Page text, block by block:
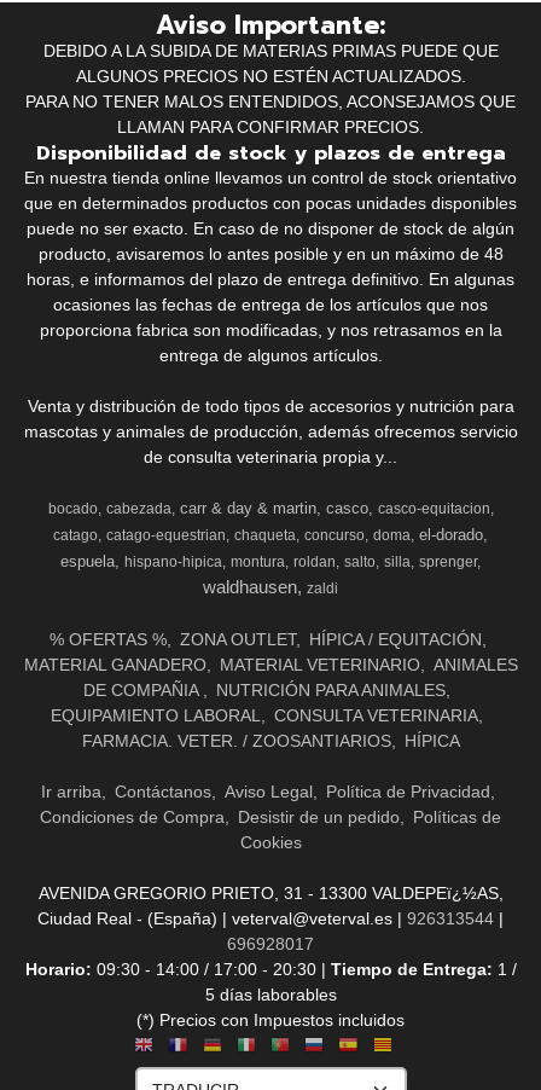
Aviso Importante:
DEBIDO A LA SUBIDA DE MATERIAS PRIMAS PUEDE QUE
ALGUNOS PRECIOS NO ESTÉN ACTUALIZADOS.
PARA NO TENER MALOS ENTENDIDOS, ACONSEJAMOS QUE
LLAMAN PARA CONFIRMAR PRECIOS.
Disponibilidad de stock y plazos de entrega
En nuestra tienda online llevamos un control de stock orientativo
que en determinados productos con pocas unidades disponibles
puede no ser exacto. En caso de no disponer de stock de algún
producto, avisaremos lo antes posible y en un máximo de 48
horas, e informamos del plazo de entrega definitivo. En algunas
ocasiones las fechas de entrega de los artículos que nos
proporciona fabrica son modificadas, y nos retrasamos en la
entrega de algunos artículos.
Venta y distribución de todo tipos de accesorios y nutrición para
mascotas y animales de producción, además ofrecemos servicio
de consulta veterinaria propia y...
bocado cabezada carr & day & martin casco
casco-equitacion
catago catago-equestrian chaqueta concurso doma el-dorado
espuela hispano-hipica montura roldan salto silla sprenger
waldhausen zaldi
% OFERTAS % ZONA OUTLET
HÍPICA / EQUITACIÓN
MATERIAL GANADERO
MATERIAL VETERINARIO
ANIMALES
DE COMPAÑIA
NUTRICIÓN PARA ANIMALES
EQUIPAMIENTO LABORAL
CONSULTA VETERINARIA
FARMACIA. VETER. / ZOOSANTIARIOS
HÍPICA
Ir arriba Contáctanos Aviso Legal
Política de Privacidad
Condiciones de Compra
Desistir de un pedido
Políticas de
Cookies
AVENIDA GREGORIO PRIETO, 31 - 13300 VALDEPEï¿½AS,
Ciudad Real - (España) | veterval@veterval.es | 926313544 |
696928017
Horario: 09:30 - 14:00 / 17:00 - 20:30 | Tiempo de Entrega: 1 /
5 días laborables
(*) Precios con Impuestos incluidos